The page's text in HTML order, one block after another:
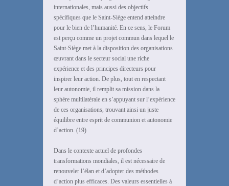
internationales, mais aussi des objectifs
spécifiques que le Saint-Siège entend atteindre
pour le bien de l’humanité. En ce sens, le Forum
est perçu comme un projet commun dans lequel le
Saint-Siège met à la disposition des organisations
œuvrant dans le secteur social une riche
expérience et des principes directeurs pour
inspirer leur action. De plus, tout en respectant
leur autonomie, il remplit sa mission dans la
sphère multilatérale en s’appuyant sur l’expérience
de ces organisations, trouvant ainsi un juste
équilibre entre esprit de communion et autonomie
d’action. (19)
Dans le contexte actuel de profondes
transformations mondiales, il est nécessaire de
renouveler l’élan et d’adopter des méthodes
d’action plus efficaces. Des valeurs essentielles à